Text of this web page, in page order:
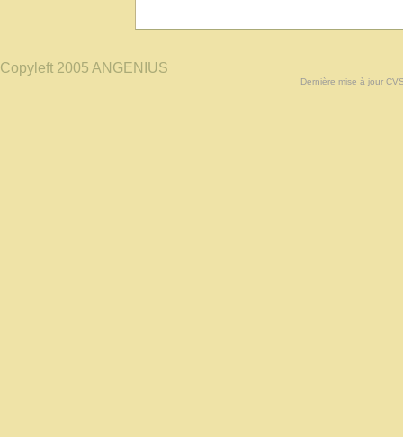
Copyleft 2005 ANGENIUS
Dernière mise à jour